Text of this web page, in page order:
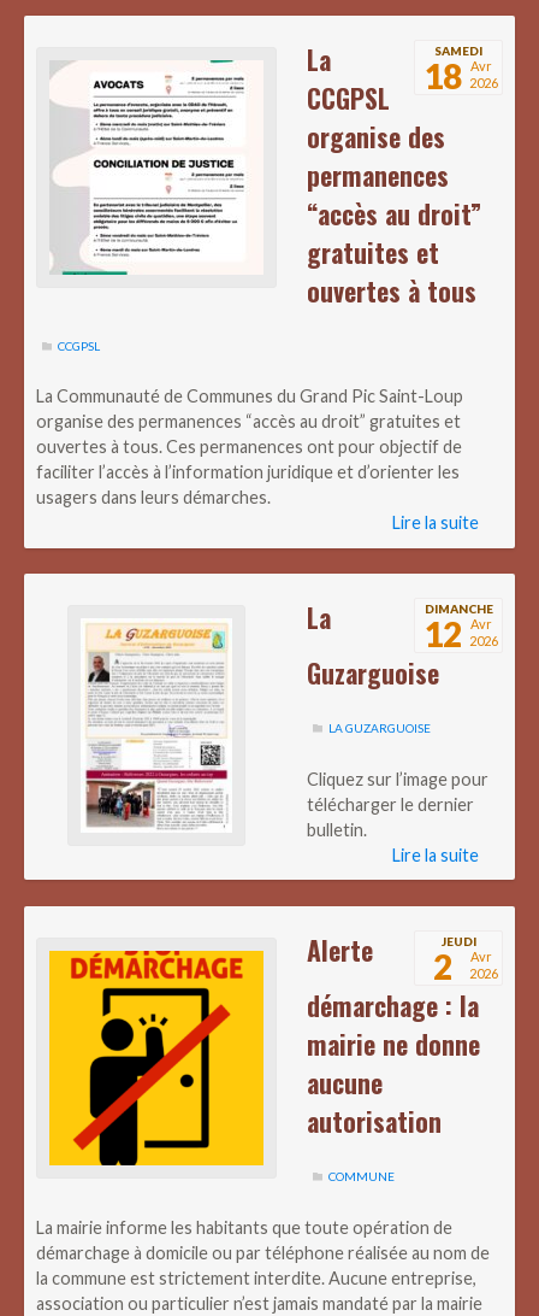
SAMEDI
18
Avr
2026
La
CCGPSL
organise des
permanences
“accès au droit”
gratuites et
ouvertes à tous
CCGPSL
La Communauté de Communes du Grand Pic Saint-Loup
organise des permanences “accès au droit” gratuites et
ouvertes à tous. Ces permanences ont pour objectif de
faciliter l’accès à l’information juridique et d’orienter les
usagers dans leurs démarches.
Lire la suite
DIMANCHE
12
Avr
2026
La
Guzarguoise
LA GUZARGUOISE
Cliquez sur l’image pour
télécharger le dernier
bulletin.
Lire la suite
JEUDI
2
Avr
2026
Alerte
démarchage : la
mairie ne donne
aucune
autorisation
COMMUNE
La mairie informe les habitants que toute opération de
démarchage à domicile ou par téléphone réalisée au nom de
la commune est strictement interdite. Aucune entreprise,
association ou particulier n’est jamais mandaté par la mairie